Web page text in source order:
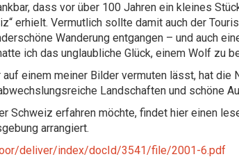
dass vor über 100 Jahren ein kleines
erhielt. Vermutlich sollte damit auch der
Wanderung entgangen – und auch
ich das unglaubliche Glück, einem Wolf zu
einem meiner Bilder vermuten lässt, hat die
Landschaften und schöne
Schweiz erfahren möchte, findet hier einen
arrangiert.
deliver/index/docId/3541/file/2001-6.pdf